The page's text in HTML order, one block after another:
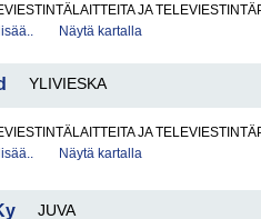
JA
Näytä kartalla
YLIVIESKA
JA
Näytä kartalla
JUVA